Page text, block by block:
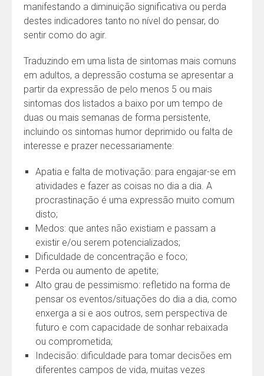
manifestando a diminuição significativa ou perda
destes indicadores tanto no nível do pensar, do
sentir como do agir.
Traduzindo em uma lista de sintomas mais comuns
em adultos, a depressão costuma se apresentar a
partir da expressão de pelo menos 5 ou mais
sintomas dos listados a baixo por um tempo de
duas ou mais semanas de forma persistente,
incluindo os sintomas humor deprimido ou falta de
interesse e prazer necessariamente:
Apatia e falta de motivação: para engajar-se em
atividades e fazer as coisas no dia a dia. A
procrastinação é uma expressão muito comum
disto;
Medos: que antes não existiam e passam a
existir e/ou serem potencializados;
Dificuldade de concentração e foco;
Perda ou aumento de apetite;
Alto grau de pessimismo: refletido na forma de
pensar os eventos/situações do dia a dia, como
enxerga a si e aos outros, sem perspectiva de
futuro e com capacidade de sonhar rebaixada
ou comprometida;
Indecisão: dificuldade para tomar decisões em
diferentes campos de vida, muitas vezes